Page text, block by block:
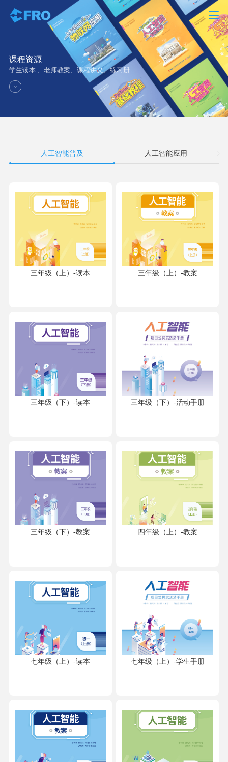
课程资源
学生读本 、老师教案、课程讲义、练习册
人工智能普及 人工智能应用
三年级（上）-读本 三年级（上）-教案
三年级（下）-读本 三年级（下）-活动手册
三年级（下）-教案 四年级（上）-教案
七年级（上）-读本 七年级（上）-学生手册